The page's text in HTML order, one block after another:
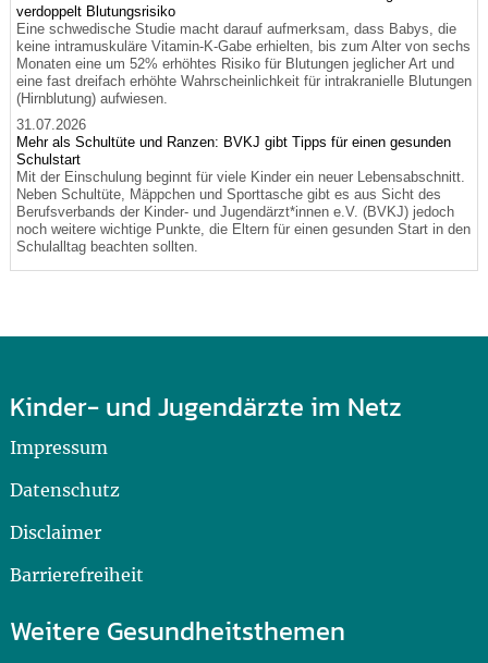
verdoppelt Blutungsrisiko
Eine schwedische Studie macht darauf aufmerksam, dass Babys, die
keine intramuskuläre Vitamin-K-Gabe erhielten, bis zum Alter von sechs
Monaten eine um 52% erhöhtes Risiko für Blutungen jeglicher Art und
eine fast dreifach erhöhte Wahrscheinlichkeit für intrakranielle Blutungen
(Hirnblutung) aufwiesen.
31.07.2026
Mehr als Schultüte und Ranzen: BVKJ gibt Tipps für einen gesunden
Schulstart
Mit der Einschulung beginnt für viele Kinder ein neuer Lebensabschnitt.
Neben Schultüte, Mäppchen und Sporttasche gibt es aus Sicht des
Berufsverbands der Kinder- und Jugendärzt*innen e.V. (BVKJ) jedoch
noch weitere wichtige Punkte, die Eltern für einen gesunden Start in den
Schulalltag beachten sollten.
Kinder- und Jugendärzte im Netz
Impressum
Datenschutz
Disclaimer
Barrierefreiheit
Weitere Gesundheitsthemen